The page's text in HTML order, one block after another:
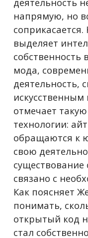
напрямую, но
выделяет
собственность
мода,
деятельность,
отмечает
технологии:
обращаются к
свою
связано с
Как поясняет
понимать,
открытый код
стал